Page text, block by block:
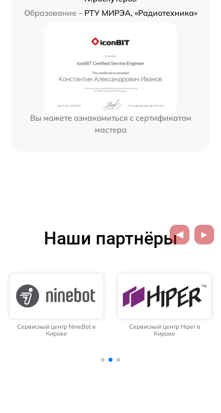
Образование – РТУ МИРЭА, «Радиотехника»
Вы можете ознакомиться с сертификатом
мастера
Наши партнёры
Сервисный центр NineBot в
Кирове
Сервисный центр Hiper в
Кирове